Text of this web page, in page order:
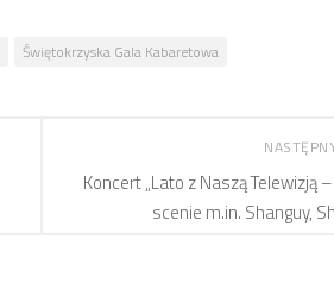
Świętokrzyska Gala Kabaretowa
Koncert „Lato z Naszą Telewizją
scenie m.in. Shanguy,